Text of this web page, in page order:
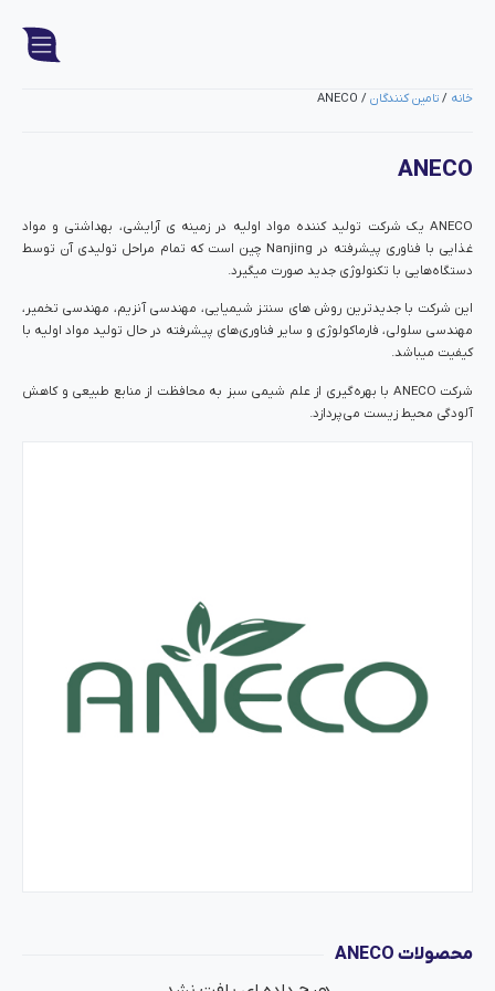
خانه / تامین کنندگان / ANECO
ANECO
ANECO یک شرکت تولید کننده مواد اولیه در زمینه ی آرایشی، بهداشتی و مواد
غذایی با فناوری پیشرفته در Nanjing چین است که تمام مراحل تولیدی آن توسط
دستگاه‌هایی با تکنولوژی جدید صورت میگیرد.
این شرکت با جدیدترین روش های سنتز شیمیایی، مهندسی آنزیم، مهندسی تخمیر،
مهندسی سلولی، فارماکولوژی و سایر فناوری‌های پیشرفته در حال تولید مواد اولیه با
کیفیت میباشد.
شرکت ANECO با بهره‌گیری از علم شیمی سبز به محافظت از منابع طبیعی و کاهش
آلودگی محیط زیست می‌پردازد.
محصولات ANECO